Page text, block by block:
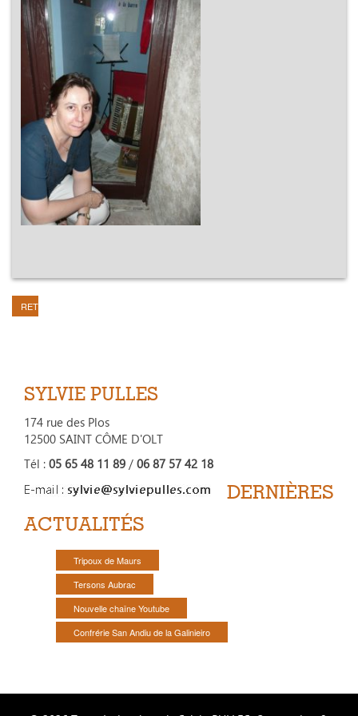
RETOUR
SYLVIE PULLES
174 rue des Plos
12500 SAINT CÔME D'OLT
Tél : 05 65 48 11 89 / 06 87 57 42 18
DERNIÈRES
ACTUALITÉS
Tripoux de Maurs
Tersons Aubrac
Nouvelle chaîne Youtube
Confrérie San Andiu de la Galinieiro